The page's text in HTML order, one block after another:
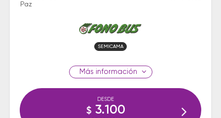
Paz
SEMICAMA
información
DESDE
$ 3.100